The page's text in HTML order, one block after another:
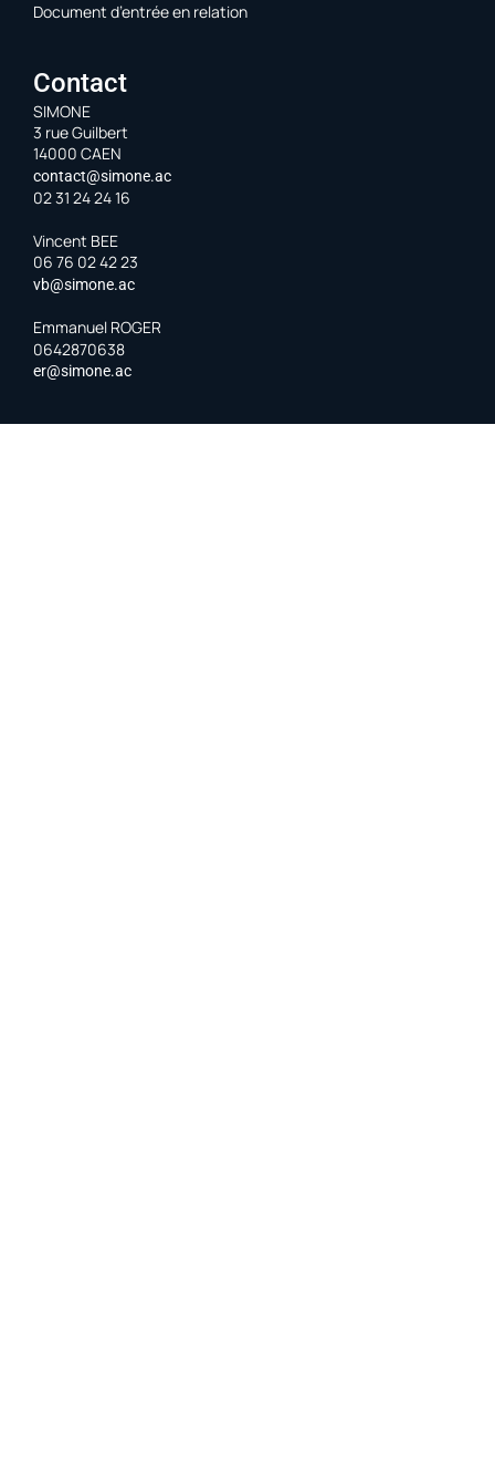
Document d’entrée en relation
Contact
SIMONE
3 rue Guilbert
14000 CAEN
contact@simone.ac
02 31 24 24 16
Vincent BEE
06 76 02 42 23
vb@simone.ac
Emmanuel ROGER
0642870638
er@simone.ac